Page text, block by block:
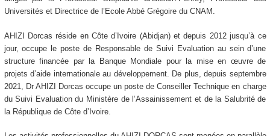
Universités et Directrice de l’Ecole Abbé Grégoire du CNAM.
AHIZI Dorcas réside en Côte d’Ivoire (Abidjan) et depuis 2012 jusqu’à ce
jour, occupe le poste de Responsable de Suivi Evaluation au sein d’une
structure financée par la Banque Mondiale pour la mise en œuvre de
projets d’aide internationale au développement. De plus, depuis septembre
2021, Dr AHIZI Dorcas occupe un poste de Conseiller Technique en charge
du Suivi Evaluation du Ministère de l’Assainissement et de la Salubrité de
la République de Côte d’Ivoire.